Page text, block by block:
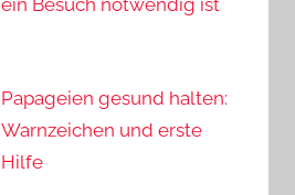
ein Besuch notwendig ist
Papageien gesund halten:
Warnzeichen und erste
Hilfe